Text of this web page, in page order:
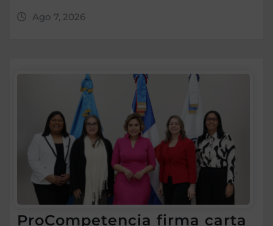
Ago 7, 2026
ProCompetencia firma carta